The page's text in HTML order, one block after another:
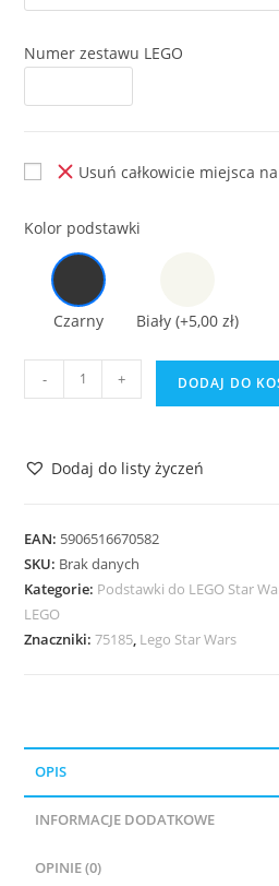
Numer zestawu LEGO
Usuń całkowicie miejsca
Kolor podstawki
Czarny Biały(+5,00 zł)
Podstawka
Star
75426
Millennium
Falcon
|
SMART
Millennium
- + DODAJ DO
Dodaj do listy życzeń
EAN: 5906516670582
SKU: Brak danych
Kategorie: Podstawki do LEGO Star
LEGO
Znaczniki:75185 Lego Star Wars
OPIS
INFORMACJE DODATKOWE
OPINIE (0)